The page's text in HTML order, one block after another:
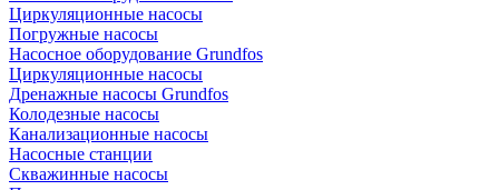
Циркуляционные насосы
Погружные насосы
Насосное оборудование Grundfos
Циркуляционные насосы
Дренажные насосы Grundfos
Колодезные насосы
Канализационные насосы
Насосные станции
Скважинные насосы